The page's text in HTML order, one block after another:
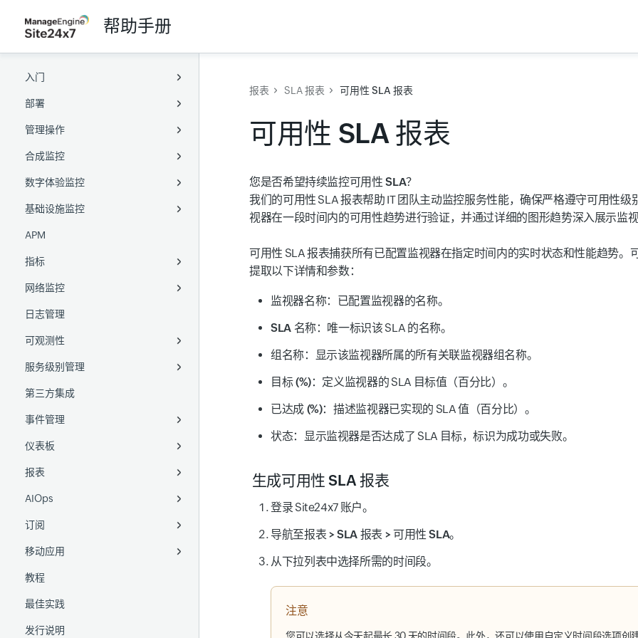
帮助手册
入门
概述
术语表
浏览 Site24x7
无障碍访问
用户管理
用户引导
用户与告警管理
基于角色的访问控制
部署
Full-Stack Agent
Windows Full-Stack Agent
Linux Full-Stack Agent
服务器监控 Agent
Windows
Active Directory
Azure VM Extension
Google Cloud
自定义服务器脚本
带托盘图标的 AD
System Center 配置管理器
Central
Linux
SaltStack
Ansible
SSH
Azure VM Extension
Google Cloud
Digital Ocean
Amazon Machine Image
ManageEngine Endpoint
Docker agent
APM agent
Java agent
.Net agent
PHP agent
Node.js agent
Go agent
Ruby agent
Python agent
数据导出器
本地轮询器
添加本地轮询器
SNMP 和 WMI
Kubernetes
AWS
Role ARN
CloudFormation IAM
AWS Control Tower
AWS IAM Identity Center
委派管理员
Azure
自定义应用程序
通过管理组使用自定义应用程序
现有应用程序
GCP
项目监控
Google Cloud 组织监控
日志采集
本地文件
远程文件
Windows 事件日志
Amazon S3
AWS Lambda
Azure Functions
从 GCP 转发日志
从 Cisco 交换机采集日志
日志采集器
Logstash
Fluentd
插件集成
即装即用插件
Linux 自定义插件
Windows 自定义插件
移动网络轮询器
OpenTelemetry
添加监视器
管理操作
配置
位置配置文件
通知配置文件
阈值与可用性
凭据配置文件
设置 OAuth 提供商
创建 JSON Web Token
配置规则
监视器组
健康检查
标签
容量规划
业务单元
MSP
合成监控
网站
全球监控站点
Web 事务（浏览器）
网页速度（浏览器）
API
数字体验监控
真实用户
网站
Web 事务（浏览器）
合成移动应用
Web 安全
移动 APM
基础设施监控
服务器
多云
阿里云
腾讯云
华为云
DigitalOcean
Akamai
AWS
Azure
GCP
OCI
容器
Kubernetes
DaemonSets
Helm chart
Sidecar 容器
GKE Autopilot
Openshift
Docker
虚拟服务器
备份监控
数据库
插件集成
APM
指标
Data Lake
网络监控
网络性能
NetFlow
网络配置管理
SDN 和 SD-WAN
Cisco Meraki
Cisco ACI
VMware VeloCloud
Cisco IPSLA
WAN RTT
VoIP
无线局域网控制器 (WLC)
IPAM
日志管理
可观测性
统一映射
分布式追踪
应用依赖映射
拓扑图
二层网络图
Meraki 地图视图
OpenAI 可观测性
服务级别管理
SLA
SLO
添加 SLO
了解 SLO 概念
SLO 指标
SLI
第三方集成
事件管理
计划维护
告警
告警日志
仪表板
自定义仪表板
运营仪表板
报表
监视器报表
监视器组报表
立即轮询报表
中断报表
自定义报表
FQDN 报表
AIOps
异常检测
预测
事件关联
GenAI 功能
MCP Server
订阅
许可证使用摘要
移动应用
Android
iOS
教程
最佳实践
发行说明
报表 SLA 报表 可用性 SLA 报表
可用性 SLA 报表
您是否希望持续监控可用性 SLA？
我们的可用性 SLA 报表帮助 IT 团队主动监控服务性能，确保严格遵守可用性级
视器在一段时间内的可用性趋势进行验证，并通过详细的图形趋势深入展示监视
可用性 SLA 报表捕获所有已配置监视器在指定时间内的实时状态和性能趋势。
提取以下详情和参数：
监视器名称：已配置监视器的名称。
SLA 名称：唯一标识该 SLA 的名称。
组名称：显示该监视器所属的所有关联监视器组名称。
目标 (%)：定义监视器的 SLA 目标值（百分比）。
已达成 (%)：描述监视器已实现的 SLA 值（百分比）。
状态：显示监视器是否达成了 SLA 目标，标识为成功或失败。
生成可用性 SLA 报表
登录 Site24x7 账户。
导航至报表 > SLA 报表 > 可用性 SLA。
从下拉列表中选择所需的时间段。
注意